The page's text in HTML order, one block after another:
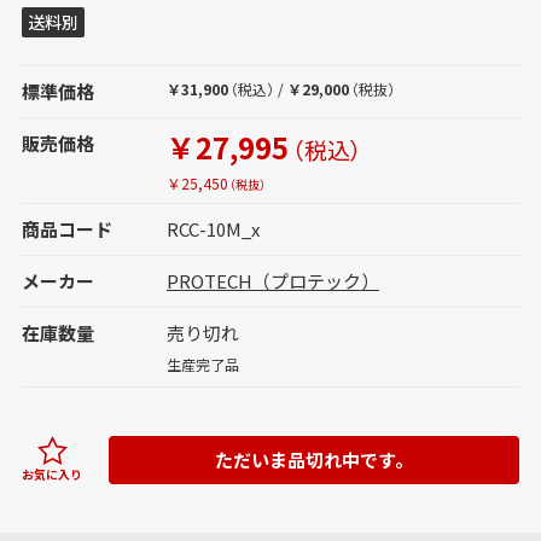
送料別
標準価格 ￥31,900 （税込） / ￥29,000 （税抜）
販売価格 ￥27,995 （税込）
￥25,450 （税抜）
商品コード RCC-10M_x
メーカー PROTECH（プロテック）
在庫数量 売り切れ
生産完了品
ただいま品切れ中です。
お気に入り